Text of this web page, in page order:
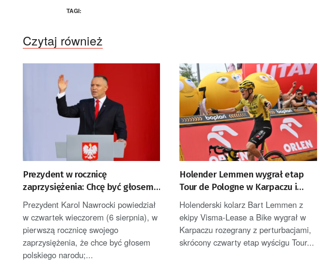
TAGI:
Czytaj również
Prezydent w rocznicę
zaprzysiężenia: Chcę być głosem
Polek i Polaków [AKTUALIZACJA]
Prezydent Karol Nawrocki powiedział
w czwartek wieczorem (6 sierpnia), w
pierwszą rocznicę swojego
zaprzysiężenia, że chce być głosem
polskiego narodu;...
Holender Lemmen wygrał etap
Tour de Pologne w Karpaczu i
został liderem [AKTUALIZACJA]
Holenderski kolarz Bart Lemmen z
ekipy Visma-Lease a Bike wygrał w
Karpaczu rozegrany z perturbacjami,
skrócony czwarty etap wyścigu Tour...